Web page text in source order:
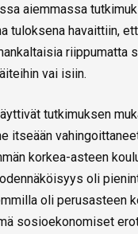
aiemmassa
tuloksena havaittiin,
riippumatta
vai isiin.
tutkimuksen
itseään
korkea-asteen
oli
oli perusasteen
sosioekonomiset